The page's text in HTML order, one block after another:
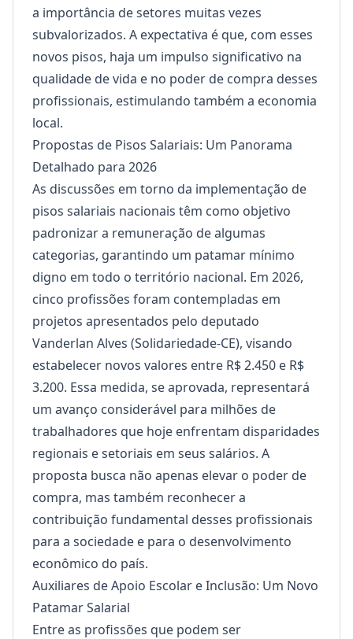
a importância de setores muitas vezes
subvalorizados. A expectativa é que, com esses
novos pisos, haja um impulso significativo na
qualidade de vida e no poder de compra desses
profissionais, estimulando também a economia
local.
Propostas de Pisos Salariais: Um Panorama
Detalhado para 2026
As discussões em torno da implementação de
pisos salariais nacionais têm como objetivo
padronizar a remuneração de algumas
categorias, garantindo um patamar mínimo
digno em todo o território nacional. Em 2026,
cinco profissões foram contempladas em
projetos apresentados pelo deputado
Vanderlan Alves (Solidariedade-CE), visando
estabelecer novos valores entre R$ 2.450 e R$
3.200. Essa medida, se aprovada, representará
um avanço considerável para milhões de
trabalhadores que hoje enfrentam disparidades
regionais e setoriais em seus salários. A
proposta busca não apenas elevar o poder de
compra, mas também reconhecer a
contribuição fundamental desses profissionais
para a sociedade e para o desenvolvimento
econômico do país.
Auxiliares de Apoio Escolar e Inclusão: Um Novo
Patamar Salarial
Entre as profissões que podem ser